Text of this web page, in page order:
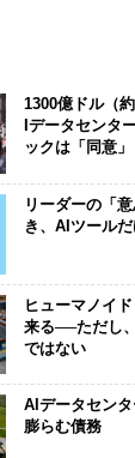
1300億ドル（
Iデータセンタ
ックは「同意」
リーダーの「
き、AIツール
ヒューマノイ
来る──ただし
ではない
AIデータセンタ
膨らむ債務